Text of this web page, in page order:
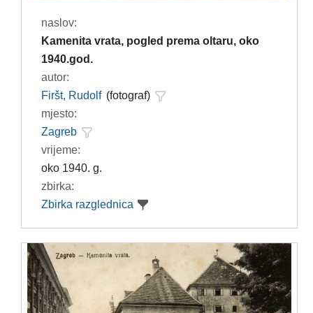
naslov:
Kamenita vrata, pogled prema oltaru, oko
1940.god.
autor:
Firšt, Rudolf (fotograf)
mjesto:
Zagreb
vrijeme:
oko 1940. g.
zbirka:
Zbirka razglednica